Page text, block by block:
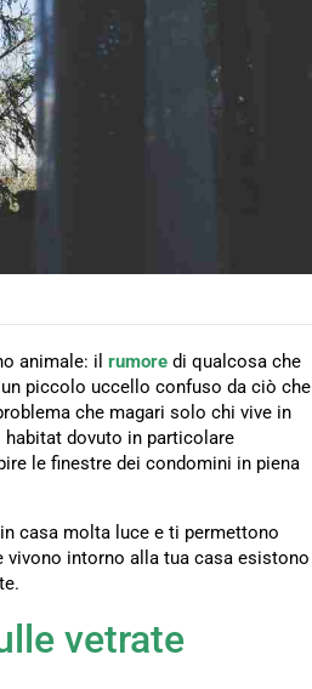
animale: il rumore di qualcosa che
piccolo uccello confuso da ciò che
che magari solo chi vive in
habitat dovuto in particolare
le finestre dei condomini in piena
casa molta luce e ti permettono
vivono intorno alla tua casa esistono
vetrate